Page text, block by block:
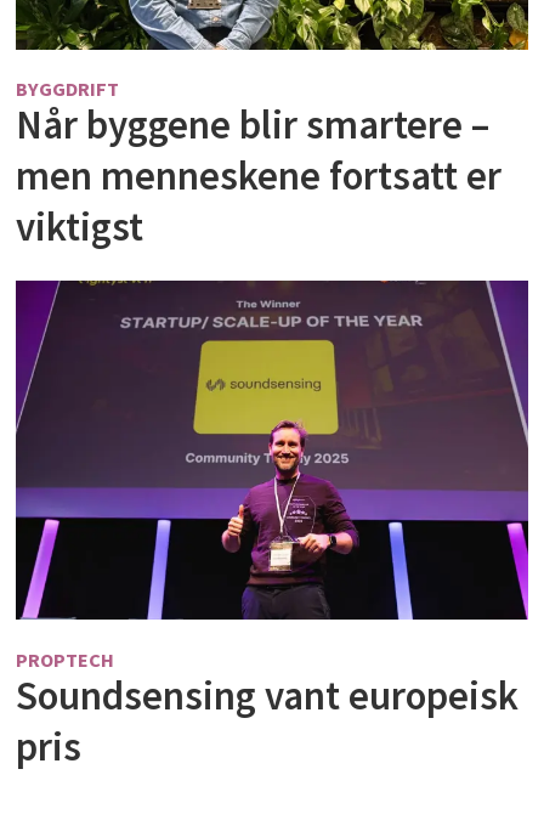
BYGGDRIFT
Når byggene blir smartere –
men menneskene fortsatt er
viktigst
PROPTECH
Soundsensing vant europeisk
pris